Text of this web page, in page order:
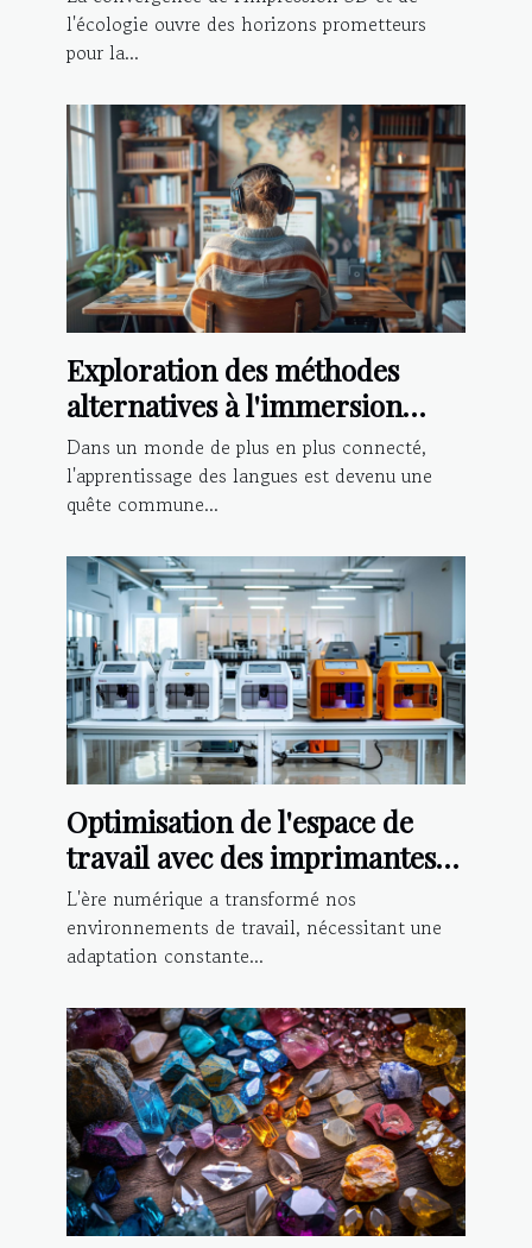
2023
l'écologie ouvre des horizons prometteurs
pour la...
Exploration des méthodes
alternatives à l'immersion
pour apprendre une langue
Dans un monde de plus en plus connecté,
l'apprentissage des langues est devenu une
quête commune...
Optimisation de l'espace de
travail avec des imprimantes
3D professionnelles
L'ère numérique a transformé nos
environnements de travail, nécessitant une
adaptation constante...